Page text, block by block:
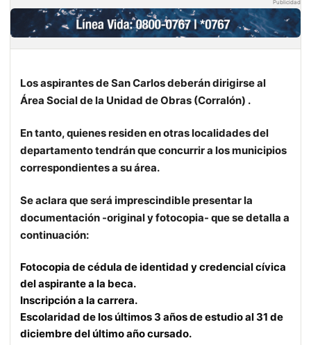
Publicidad
Los aspirantes de San Carlos deberán dirigirse al
Área Social de la Unidad de Obras (Corralón) .
En tanto, quienes residen en otras localidades del
departamento tendrán que concurrir a los municipios
correspondientes a su área.
Se aclara que será imprescindible presentar la
documentación -original y fotocopia- que se detalla a
continuación:
Fotocopia de cédula de identidad y credencial cívica
del aspirante a la beca.
Inscripción a la carrera.
Escolaridad de los últimos 3 años de estudio al 31 de
diciembre del último año cursado.